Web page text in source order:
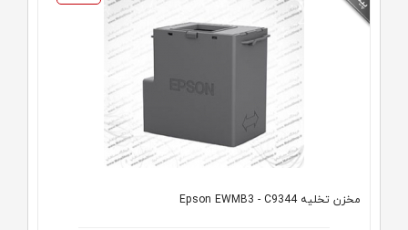
مخزن تخلیه Epson EWMB3 - C9344